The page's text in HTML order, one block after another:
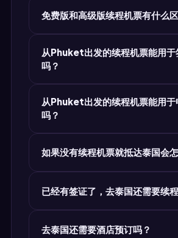
近的机场。机票上的机场应与您的
高级版——PDF无水印且带有可验证
号。对于泰国内查验严格的机场，
版。
免费版和高级版续程机票有什么
（$7.90）提供干净、专业的PDF
PNR，航空公司工作人员可在系统
在Bangkok (BKK)接受边检时使用
从Phuket出发的续程机票能用于
吗？
程证明。MyJet24的续程机票包含使
字段：乘客姓名、航线、日期和订座
从Phuket出发的续程机票能用于
吗？
行程证明。在MyJet24生成一张从
飞往任一申根目的地的续程机票，
如果没有续程机票就抵达泰国会
Bangkok (BKK)边检时无法出示离
员可能拒绝入境、扣留您，或让您
航班返回。MyJet24的免费续程机
已经有签证了，去泰国还需要续
航空公司都会在登机时检查，因为若
去泰国还需要酒店预订吗？